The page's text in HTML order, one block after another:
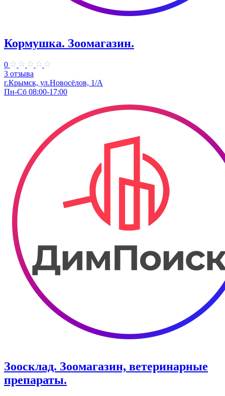
Кормушка. Зоомагазин.
0
3 отзыва
г.Крымск, ул.Новосёлов, 1/А
Пн-Сб 08:00-17:00
Зоосклад. Зоомагазин, ветеринарные
препараты.